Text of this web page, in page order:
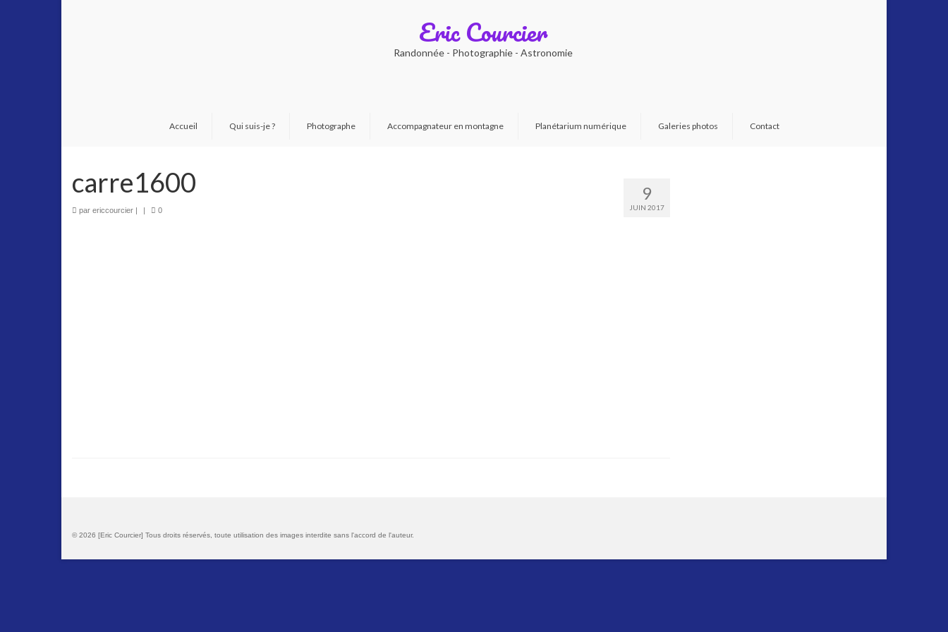
Eric Courcier
Randonnée - Photographie - Astronomie
Accueil Qui suis-je ? Photographe Accompagnateur en montagne Planétarium numérique Galeries photos Contact
9
JUIN 2017
carre1600
par ericcourcier | | 0
© 2026 [Eric Courcier] Tous droits réservés, toute utilisation des images interdite sans l'accord de l'auteur.